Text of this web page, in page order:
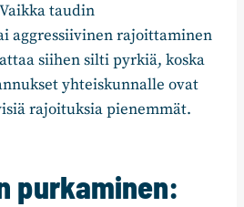
taudin
aggressiivinen rajoittaminen
siihen silti pyrkiä, koska
yhteiskunnalle ovat
rajoituksia pienemmät.
purkaminen: